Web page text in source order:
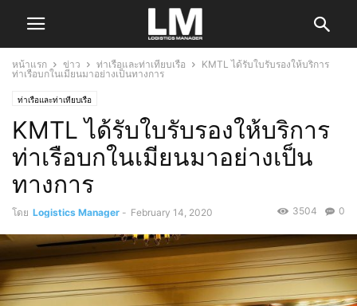
หน้าแรก ข่าว ท่าเรือและท่าเทียบเรือ
KMTL ได้รับใบรับรองให้บริการ
ท่าเรือบกในเมียนมาอย่างเป็นทางการ
ท่าเรือและท่าเทียบเรือ
KMTL ได้รับใบรับรองให้บริการ
ท่าเรือบกในเมียนมาอย่างเป็น
ทางการ
โดย Logistics Manager - February 14, 2020 0
3504